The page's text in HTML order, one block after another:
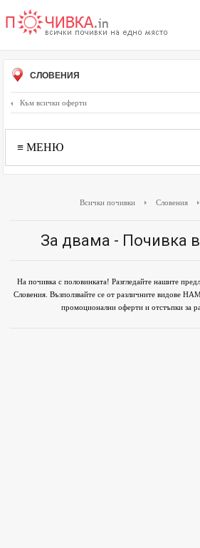
СЛОВЕНИЯ
Към всички оферти
≡ МЕНЮ
Всички почивки Словения
За двама - Почивка
На почивка с половинката! Разгледайте нашите
Словения. Възползвайте се от различните видове
промоционални оферти и отстъпки за